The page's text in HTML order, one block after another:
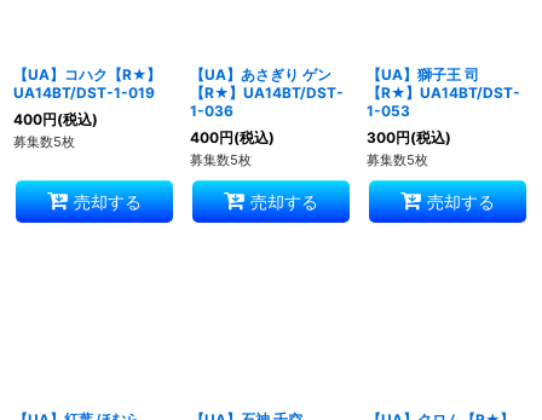
【UA】コハク【R★】
UA14BT/DST-1-019
400円(税込)
募集数5枚
売却する
【UA】あさぎり ゲン
【R★】UA14BT/DST-
1-036
400円(税込)
募集数5枚
売却する
【UA】獅子王 司
【R★】UA14BT/DST-
1-053
300円(税込)
募集数5枚
売却する